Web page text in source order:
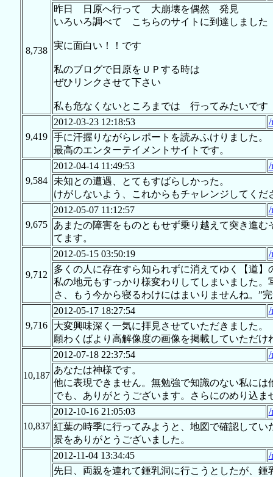
8,738
昨日 日原へ行って 大崩壊を偶然 発見
いろいろ調べて こちらのサイトに到達しました
実に面白い！！です
私のブログで日原をＵＰする時は
ぜひリンクさせて下さい
私も危なくないところまでは 行ってみたいです
9,419
2012-03-23 12:18:53
/
手に汗握りながらレポートを読みふけりました。
最高のエンターテイメントサイトです。
9,584
2012-04-14 11:49:53
/
未知との遭遇、とてもすばらしかった。
けがしないよう、これからもチャレンジしてくだ
9,675
2012-05-07 11:12:57
/
あまたの障害をものともせず乗り越えて突き進
てます。
9,712
2012-05-15 03:50:19
/
多くの人に存在すら知られずに消えてゆく【道
私の地元もすっかり様変わりしてしまいました
さ、もう今から寝るわけにはまいりませんね。”
9,716
2012-05-17 18:27:54
/
大変興味深く一気に拝見させていただきました。
願わくばより高解像度の画像を掲載していただけ
10,187
2012-07-18 22:37:54
/
あなたは神様です。
他に表現できません。無勉強で知識のない私には
でも、ありがとうございます。さらにのめり込ま
10,837
2012-10-16 21:05:03
/
紅葉の時季に行ってみようと、地図で確認して
景をありがとうございました。
2012-11-04 13:34:45
/
先日、両親を連れて鍾乳洞に行こうとしたが、